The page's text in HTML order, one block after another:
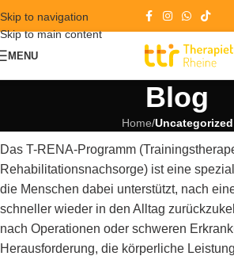
Skip to navigation
Skip to main content
MENU
Blog
Home/Uncategorized
Das T-RENA-Programm
Rehabilitationsnachsorge) ist eine
die Menschen dabei unterstützt, nach
schneller wieder in den Alltag
nach Operationen oder schweren
Herausforderung, die körperliche